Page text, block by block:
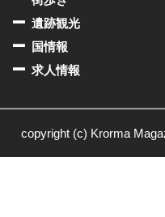
遺跡観光
国情報
求人情報
copyright (c) Krorma